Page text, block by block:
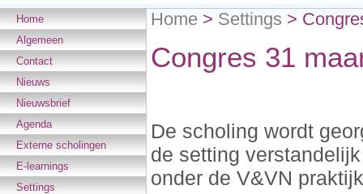
Home
Algemeen
Contact
Nieuws
Nieuwsbrief
Agenda
Externe scholingen
E-learnings
Settings
Home > Settings >
Congres 31
De scholing wordt
de setting
onder de V&VN